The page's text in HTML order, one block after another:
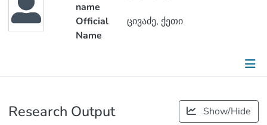
name
Official
Name
ცივაძე, ქეთი
Research Output Show/Hide